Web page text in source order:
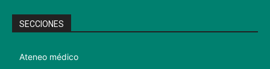
SECCIONES
Ateneo médico